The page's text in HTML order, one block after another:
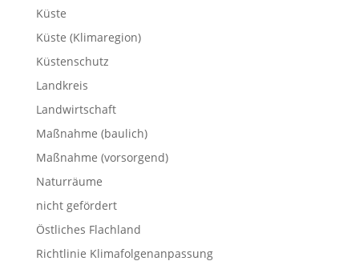
Küste
Küste (Klimaregion)
Küstenschutz
Landkreis
Landwirtschaft
Maßnahme (baulich)
Maßnahme (vorsorgend)
Naturräume
nicht gefördert
Östliches Flachland
Richtlinie Klimafolgenanpassung